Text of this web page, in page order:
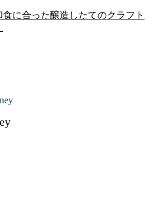
食に合った醸造したてのクラフト